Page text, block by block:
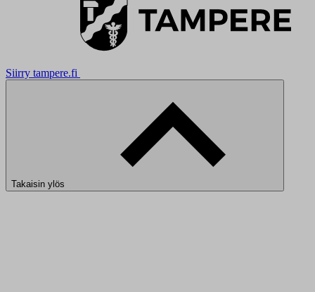
Siirry tampere.fi
Takaisin ylös